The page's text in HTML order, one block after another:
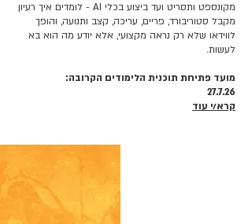
מקונספט ותסריט ועד ביצוע בכלי AI - לומדים איך רעיון
מקבל סטוריבורד, פריים, עריכה, קצב ותנועה, והופך
לווידאו שלא רק נראה מקצועי, אלא יודע מה הוא בא
לעשות.
מועד פתיחת תוכנית הלימודים הקרובה:
27.7.26
קרא/י עוד